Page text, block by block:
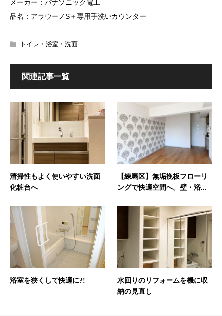
メーカー：パナソニック電工
品名：アラウーノS＋専用手洗いカウンター
トイレ・浴室・洗面
関連記事一覧
清掃性もよく使いやすい洗面
化粧台へ
【練馬区】無垢挽板フローリ
ングで快適空間へ。壁・浴...
浴室を狭くして快適に?!
水回りのリフォームを機に収
納の見直し